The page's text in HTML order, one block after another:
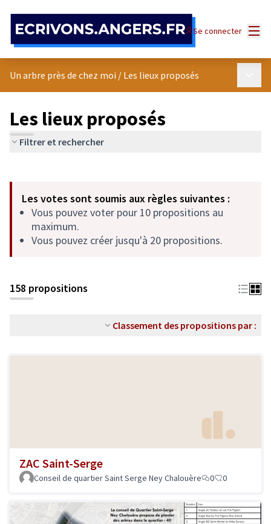
Se connecter
Un arbre près de chez moi / Les lieux proposés
Les lieux proposés
Filtrer et rechercher
−
Les votes sont soumis aux règles suivantes :
Vous pouvez voter pour 10 propositions au
maximum.
Vous pouvez créer jusqu'à 20 propositions.
158 propositions
Classement des propositions par :
ZAC Saint-Serge
Conseil de quartier Saint Serge Ney Chalouère 0 0